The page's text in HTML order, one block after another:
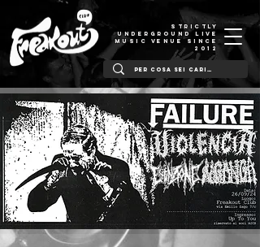
STRICTLY
UNDERGROUND LIVE
MUSIC VENUE SINCE
2012